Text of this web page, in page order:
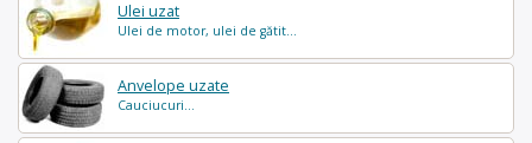
Ulei uzat
Ulei de motor, ulei de gătit...
Anvelope uzate
Cauciucuri...